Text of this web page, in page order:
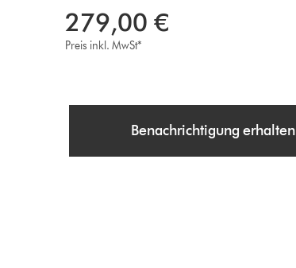
279,00 €
Preis inkl. MwSt*
Benachrichtigung erhalten